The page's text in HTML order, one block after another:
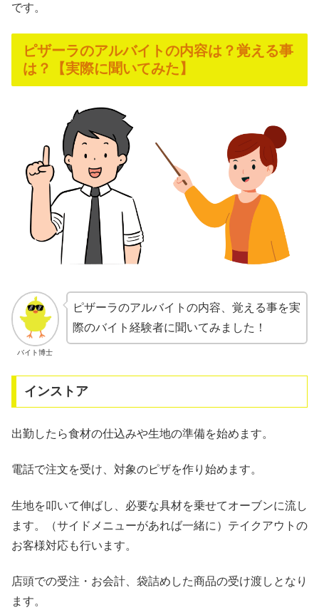
です。
ピザーラのアルバイトの内容は？覚える事
は？【実際に聞いてみた】
バイト博士
ピザーラのアルバイトの内容、覚える事を実
際のバイト経験者に聞いてみました！
インストア
出勤したら食材の仕込みや生地の準備を始めます。
電話で注文を受け、対象のピザを作り始めます。
生地を叩いて伸ばし、必要な具材を乗せてオーブンに流し
ます。（サイドメニューがあれば一緒に）テイクアウトの
お客様対応も行います。
店頭での受注・お会計、袋詰めした商品の受け渡しとなり
ます。